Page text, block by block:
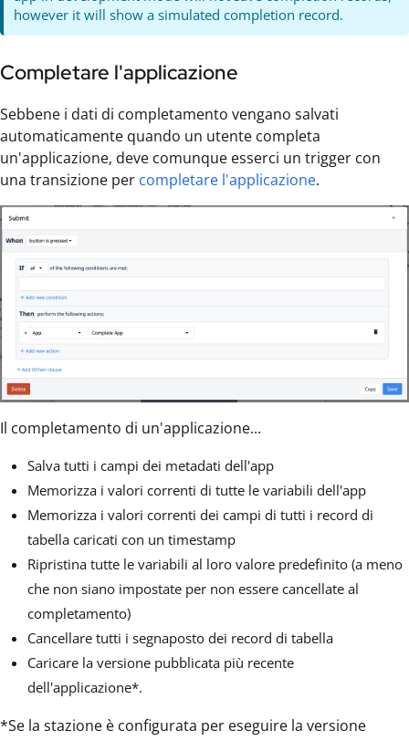
however it will show a simulated completion record.
Completare l'applicazione
Sebbene i dati di completamento vengano salvati
automaticamente quando un utente completa
un'applicazione, deve comunque esserci un trigger con
una transizione per completare l'applicazione.
Il completamento di un'applicazione...
Salva tutti i campi dei metadati dell'app
Memorizza i valori correnti di tutte le variabili dell'app
Memorizza i valori correnti dei campi di tutti i record di
tabella caricati con un timestamp
Ripristina tutte le variabili al loro valore predefinito (a meno
che non siano impostate per non essere cancellate al
completamento)
Cancellare tutti i segnaposto dei record di tabella
Caricare la versione pubblicata più recente
dell'applicazione*.
*Se la stazione è configurata per eseguire la versione